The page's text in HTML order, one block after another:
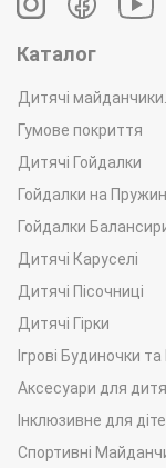
Каталог
Дитячі майданчики.
Гумове покриття
Дитячі Гойдалки
Гойдалки на
Гойдалки
Дитячі Каруселі
Дитячі Пісочниці
Дитячі Гірки
Ігрові Будиночки
Аксесуари для
Інклюзивне для
Спортивні